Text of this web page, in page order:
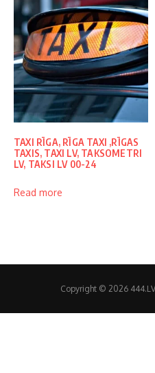
TAXI RĪGA, RĪGA TAXI ,RĪGAS
TAXIS, TAXI LV, TAKSOMETRI
LV, TAKSI LV 00-24
Read more
Copyright © 2026